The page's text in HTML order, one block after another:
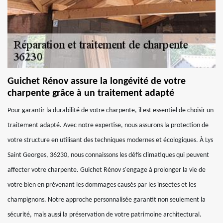
Guichet Rénov assure la longévité de votre
charpente grâce à un traitement adapté
Pour garantir la durabilité de votre charpente, il est essentiel de choisir un
traitement adapté. Avec notre expertise, nous assurons la protection de
votre structure en utilisant des techniques modernes et écologiques. À Lys
Saint Georges, 36230, nous connaissons les défis climatiques qui peuvent
affecter votre charpente. Guichet Rénov s'engage à prolonger la vie de
votre bien en prévenant les dommages causés par les insectes et les
champignons. Notre approche personnalisée garantit non seulement la
sécurité, mais aussi la préservation de votre patrimoine architectural.